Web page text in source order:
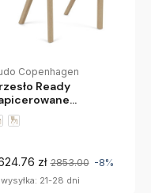
Copenhagen
Ready
Dąb Dakar
Audo
zł 2853.00 -8%
wysyłka: 21-28 dni